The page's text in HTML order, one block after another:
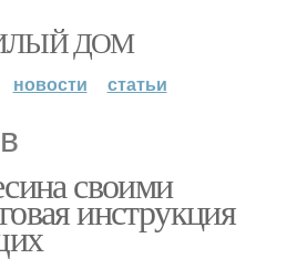
ДОМ
новости статьи
своими
инструкция